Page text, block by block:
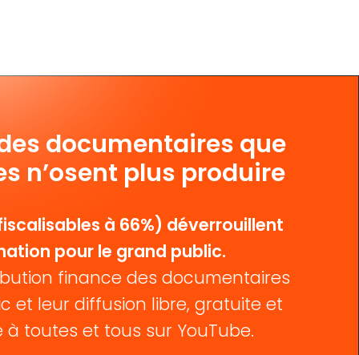
documentaires que
n’osent plus produire
à 66%) déverrouillent
pour le grand public.
finance des documentaires
et leur diffusion libre, gratuite et
à toutes et tous sur YouTube.